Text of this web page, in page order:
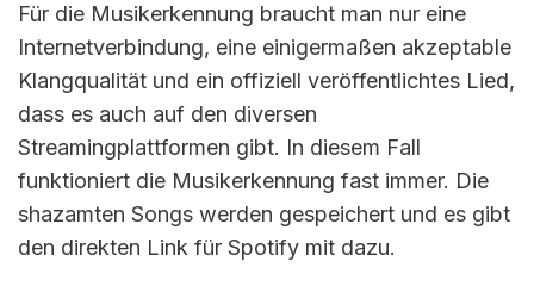
Für die Musikerkennung braucht man nur eine
Internetverbindung, eine einigermaßen akzeptable
Klangqualität und ein offiziell veröffentlichtes Lied,
dass es auch auf den diversen
Streamingplattformen gibt. In diesem Fall
funktioniert die Musikerkennung fast immer. Die
shazamten Songs werden gespeichert und es gibt
den direkten Link für Spotify mit dazu.